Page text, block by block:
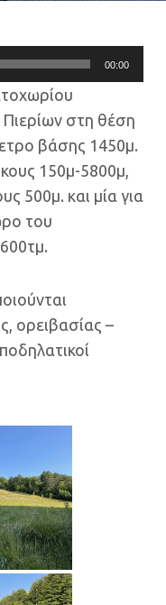
00:00
στη θέση
βάσης 1450μ.
150μ-5800μ,
500μ. και μία για
του
ορειβασίας –